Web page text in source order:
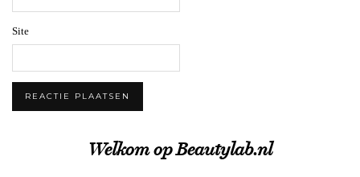
Site
Welkom op Beautylab.nl